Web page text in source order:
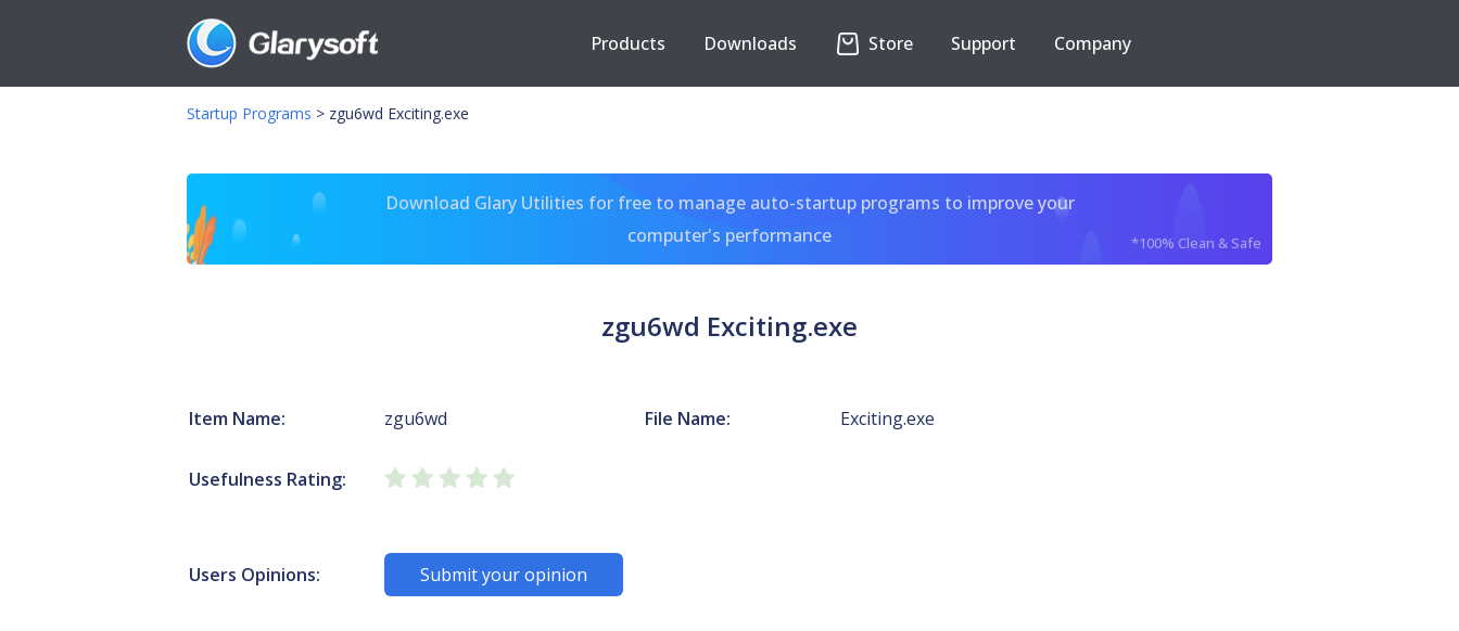
Products Downloads Store Support Company
Startup Programs > zgu6wd Exciting.exe
Download Glary Utilities for free to manage auto-startup programs to improve your
computer's performance
*100% Clean & Safe
zgu6wd Exciting.exe
Item Name: zgu6wd File Name: Exciting.exe
Usefulness Rating:
Users Opinions: Submit your opinion